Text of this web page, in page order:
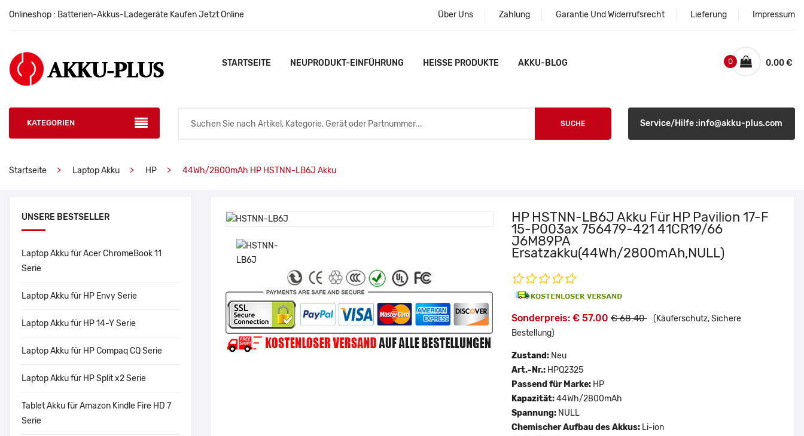
Onlineshop : Batterien-Akkus-Ladegeräte Kaufen Jetzt Online Über Uns Zahlung Garantie Und Widerrufsrecht Lieferung Impressum
STARTSEITE NEUPRODUKT-EINFÜHRUNG HEISSE PRODUKTE AKKU-BLOG 0.00 €
0
KATEGORIEN SUCHE Service/Hilfe :info@akku-plus.com
Startseite Laptop Akku HP 44Wh/2800mAh HP HSTNN-LB6J Akku
UNSERE BESTSELLER
Laptop Akku für Acer ChromeBook 11
Serie
Laptop Akku für HP Envy Serie
Laptop Akku für HP 14-Y Serie
Laptop Akku für HP Compaq CQ Serie
Laptop Akku für HP Split x2 Serie
Tablet Akku für Amazon Kindle Fire HD 7
Serie
HP HSTNN-LB6J Akku Für HP Pavilion 17-F
15-P003ax 756479-421 41CR19/66
J6M89PA
Ersatzakku(44Wh/2800mAh,NULL)
Sonderpreis: € 57.00 € 68.40 (Käuferschutz, Sichere
Bestellung)
Zustand: Neu
Art.-Nr.: HPQ2325
Passend für Marke: HP
Kapazität:44Wh/2800mAh
Spannung: NULL
Chemischer Aufbau des Akkus: Li-ion